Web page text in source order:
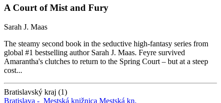
A Court of Mist and Fury
Sarah J. Maas
The steamy second book in the seductive high-fantasy series from
global #1 bestselling author Sarah J. Maas. Feyre survived
Amarantha's clutches to return to the Spring Court – but at a steep
cost...
Bratislavský kraj (1)
Bratislava - Mestská knižnica Mestská kn.